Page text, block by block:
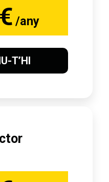
/any
T’HI